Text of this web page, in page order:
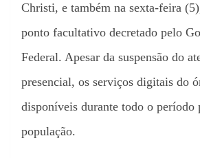
Christi, e também na sexta-feira
ponto facultativo decretado pelo
Federal. Apesar da suspensão do
presencial, os serviços digitais do
disponíveis durante todo o período
população.